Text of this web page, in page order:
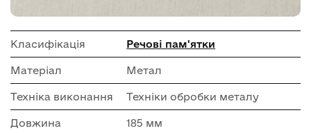
Класифікація Речові пам'ятки
Матеріал Метал
Техніка виконання Техніки обробки металу
Довжина 185 мм